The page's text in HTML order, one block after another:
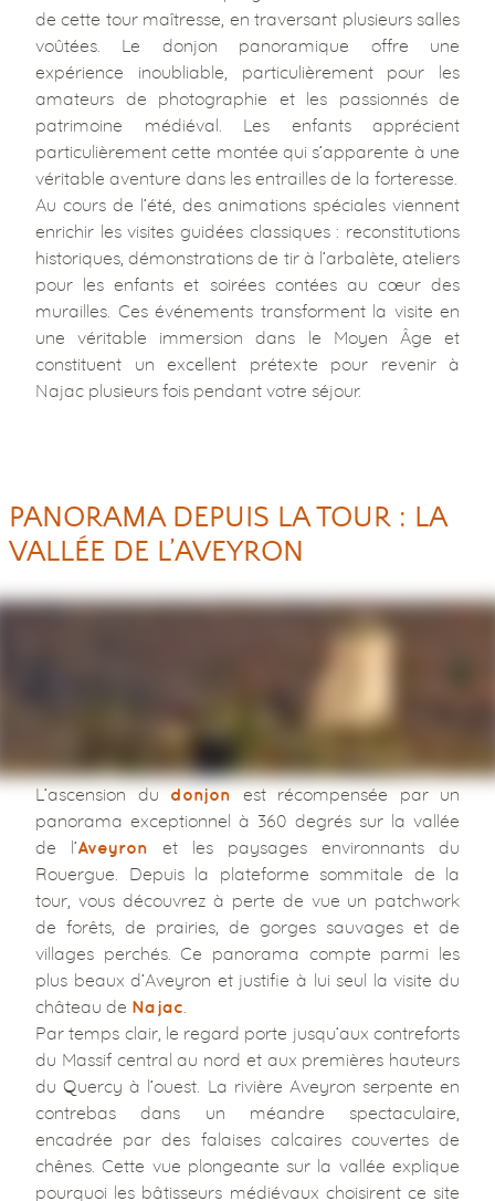
de cette tour maîtresse, en traversant plusieurs salles
voûtées. Le donjon panoramique offre une
expérience inoubliable, particulièrement pour les
amateurs de photographie et les passionnés de
patrimoine médiéval. Les enfants apprécient
particulièrement cette montée qui s’apparente à une
véritable aventure dans les entrailles de la forteresse.
Au cours de l’été, des animations spéciales viennent
enrichir les visites guidées classiques : reconstitutions
historiques, démonstrations de tir à l’arbalète, ateliers
pour les enfants et soirées contées au cœur des
murailles. Ces événements transforment la visite en
une véritable immersion dans le Moyen Âge et
constituent un excellent prétexte pour revenir à
Najac plusieurs fois pendant votre séjour.
PANORAMA DEPUIS LA TOUR : LA
VALLÉE DE L’AVEYRON
L’ascension dudonjonest récompensée par un
panorama exceptionnel à 360 degrés sur la vallée
de l’Aveyron
et les paysages environnants du
Rouergue. Depuis la plateforme sommitale de la
tour, vous découvrez à perte de vue un patchwork
de forêts, de prairies, de gorges sauvages et de
villages perchés. Ce panorama compte parmi les
plus beaux d’Aveyron et justifie à lui seul la visite du
château de Najac.
Par temps clair, le regard porte jusqu’aux contreforts
du Massif central au nord et aux premières hauteurs
du Quercy à l’ouest. La rivière Aveyron serpente en
contrebas dans un méandre spectaculaire,
encadrée par des falaises calcaires couvertes de
chênes. Cette vue plongeante sur la vallée explique
pourquoi les bâtisseurs médiévaux choisirent ce site